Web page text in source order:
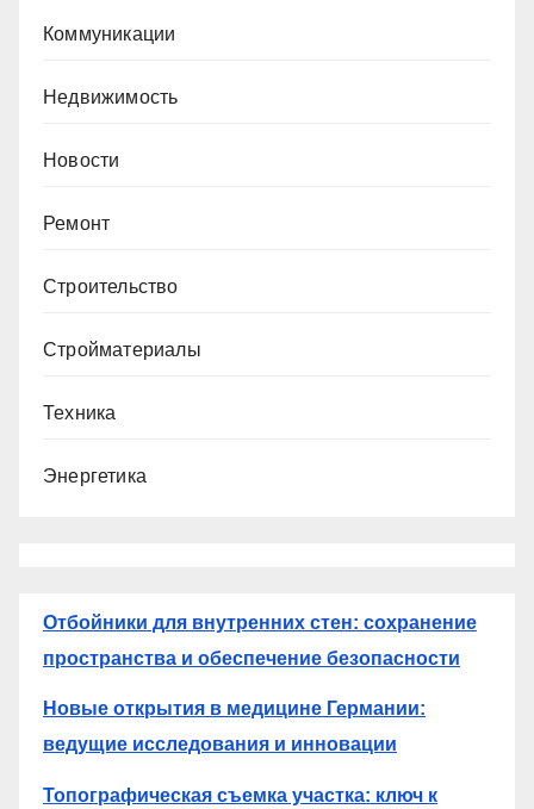
Коммуникации
Недвижимость
Новости
Ремонт
Строительство
Стройматериалы
Техника
Энергетика
Отбойники для внутренних стен: сохранение
пространства и обеспечение безопасности
Новые открытия в медицине Германии:
ведущие исследования и инновации
Топографическая съемка участка: ключ к